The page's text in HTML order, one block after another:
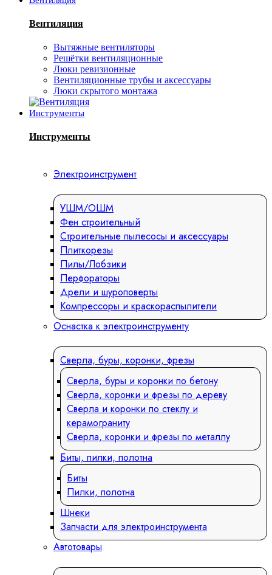
Вентиляция
Вытяжные вентиляторы
Решётки вентиляционные
Люки ревизионные
Вентиляционные трубы и аксессуары
Люки скрытого монтажа
Инструменты
Инструменты
Электроинструмент
УШМ/ОШМ
Фен строительный
Строительные пылесосы и аксессуары
Плиткорезы
Пилы/Лобзики
Перфораторы
Дрели и шуроповерты
Компрессоры и краскораспылители
Оснастка к электроинструменту
Сверла, буры, коронки, фрезы
Сверла, буры и коронки по бетону
Сверла, коронки и фрезы по дереву
Сверла и коронки по стеклу и
керамограниту
Сверла, коронки и фрезы по металлу
Биты, пилки, полотна
Биты
Пилки, полотна
Шнеки
Запчасти для электроинструмента
Автотовары